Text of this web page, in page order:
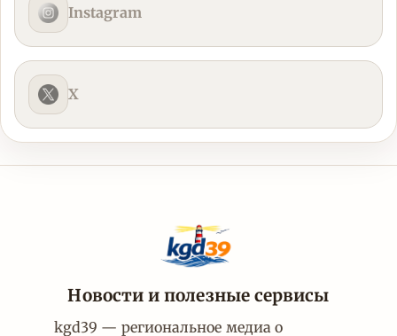
Instagram
X
Новости и полезные сервисы
kgd39 — региональное медиа о